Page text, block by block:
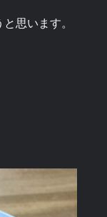
思います。